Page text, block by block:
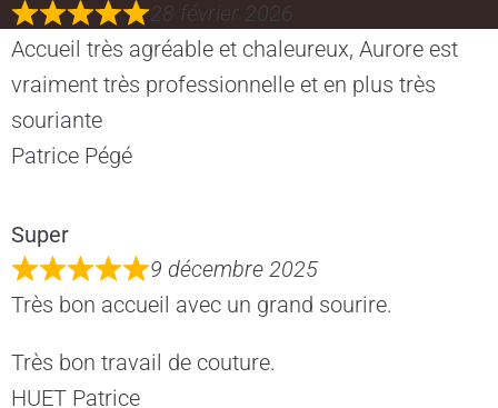
28 février 2026
Accueil très agréable et chaleureux, Aurore est
vraiment très professionnelle et en plus très
souriante
Patrice Pégé
Super
9 décembre 2025
Très bon accueil avec un grand sourire.
Très bon travail de couture.
HUET Patrice